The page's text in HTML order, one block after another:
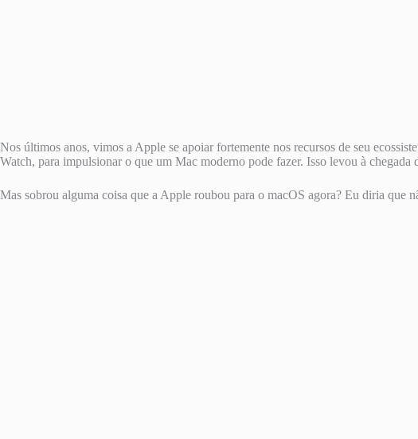
Nos últimos anos, vimos a Apple se apoiar fortemente nos recursos de seu
Watch, para impulsionar o que um Mac moderno pode fazer. Isso levou à
Mas sobrou alguma coisa que a Apple roubou para o macOS agora? Eu diria que